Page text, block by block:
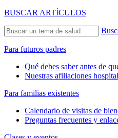
BUSCAR ARTÍCULOS
Para futuros padres
Qué debes saber antes de
Nuestras afiliaciones
Para familias existentes
Calendario de visitas de
Preguntas frecuentes y